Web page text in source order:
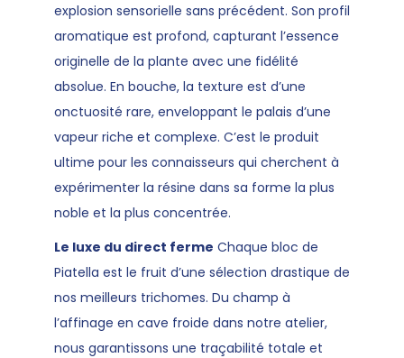
explosion sensorielle sans précédent. Son profil
aromatique est profond, capturant l’essence
originelle de la plante avec une fidélité
absolue. En bouche, la texture est d’une
onctuosité rare, enveloppant le palais d’une
vapeur riche et complexe. C’est le produit
ultime pour les connaisseurs qui cherchent à
expérimenter la résine dans sa forme la plus
noble et la plus concentrée.
Le luxe du direct ferme Chaque bloc de
Piatella est le fruit d’une sélection drastique de
nos meilleurs trichomes. Du champ à
l’affinage en cave froide dans notre atelier,
nous garantissons une traçabilité totale et